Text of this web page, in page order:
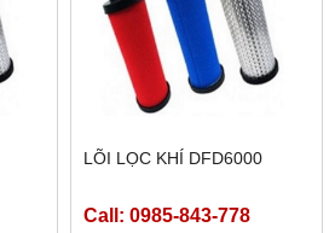
LÕI LỌC KHÍ DFD6000
Call: 0985-843-778